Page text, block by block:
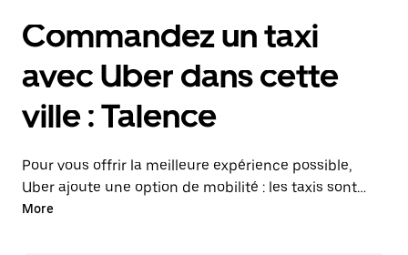
Commandez un taxi
avec Uber dans cette
ville : Talence
Pour vous offrir la meilleure expérience possible,
Uber ajoute une option de mobilité : les taxis sont
maintenant disponibles dans l'application. Uber Taxi :
More